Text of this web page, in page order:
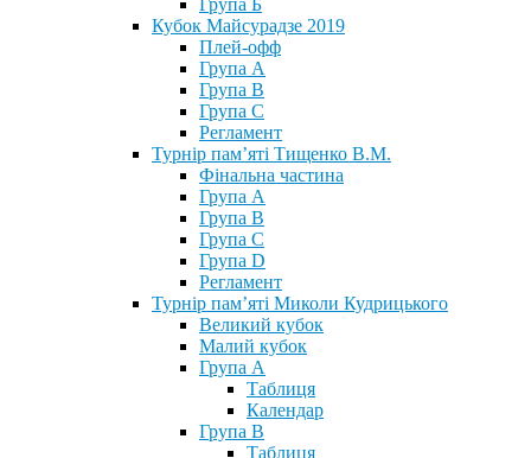
Група Б
Кубок Майсурадзе 2019
Плей-офф
Група А
Група В
Група С
Регламент
Турнір пам’яті Тищенко В.М.
Фінальна частина
Група А
Група В
Група С
Група D
Регламент
Турнір пам’яті Миколи Кудрицького
Великий кубок
Малий кубок
Група А
Таблиця
Календар
Група В
Таблиця